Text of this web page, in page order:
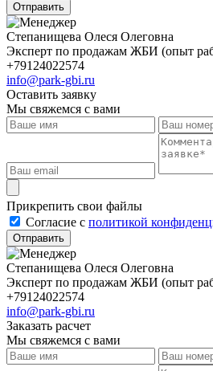
Отправить
Степанищева Олеся Олеговна
Эксперт по продажам ЖБИ (опыт
+79124022574
info@park-gbi.ru
Оставить заявку
Мы свяжемся с вами
Прикрепить свои файлы
Cогласие с политикой
Отправить
Степанищева Олеся Олеговна
Эксперт по продажам ЖБИ (опыт
+79124022574
info@park-gbi.ru
Заказать расчет
Мы свяжемся с вами